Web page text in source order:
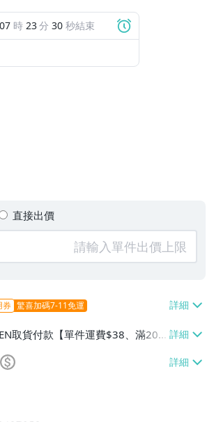
07 時 23分 29 秒結束
直接出價
券 驚喜加碼7-11免運
取貨付款【單件運費$38、滿20
滿$20000免運費】、萊爾富取貨
件運費$60、滿20件或消費滿$20
費】、郵局掛號【單件運費$40、
消費滿$20000免運費】